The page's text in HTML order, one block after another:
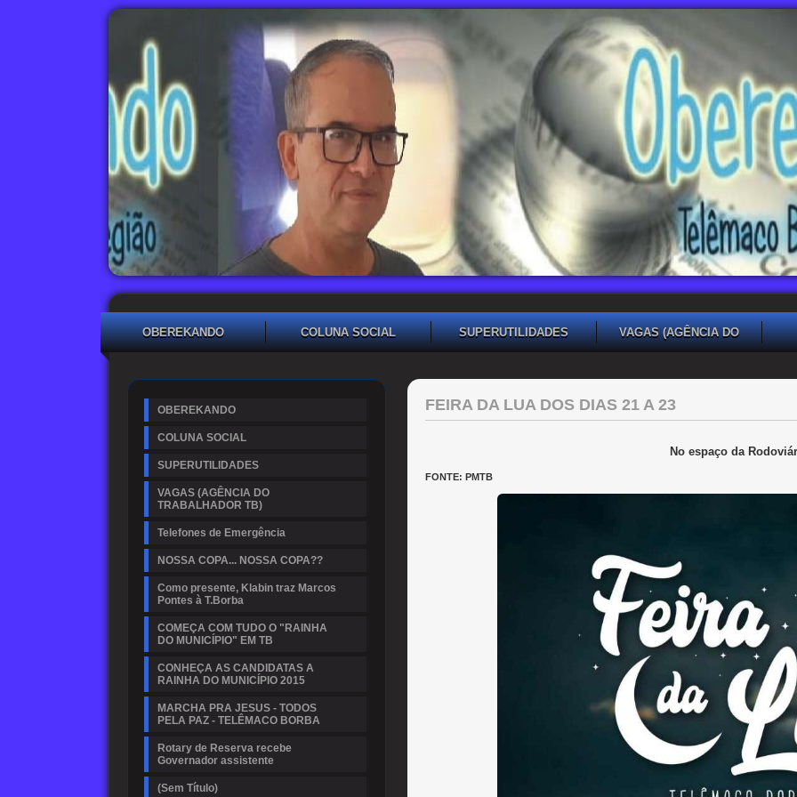
OBEREKANDO COLUNA SOCIAL SUPERUTILIDADES
VAGAS (AGÊNCIA DO
OBEREKANDO
COLUNA SOCIAL
SUPERUTILIDADES
VAGAS (AGÊNCIA DO
TRABALHADOR TB)
Telefones de Emergência
NOSSA COPA... NOSSA COPA??
Como presente, Klabin traz Marcos
Pontes à T.Borba
COMEÇA COM TUDO O "RAINHA
DO MUNICÍPIO" EM TB
CONHEÇA AS CANDIDATAS A
RAINHA DO MUNICÍPIO 2015
MARCHA PRA JESUS - TODOS
PELA PAZ - TELÊMACO BORBA
Rotary de Reserva recebe
Governador assistente
(Sem Título)
FEIRA DA LUA DOS DIAS 21 A 23
No espaço da
FONTE: PMTB